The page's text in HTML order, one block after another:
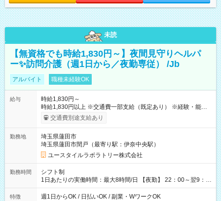
未読
【無資格でも時給1,830円～】夜間見守りヘルパ
ー✨訪問介護（週1日から／夜勤専従） /Jb
アルバイト 職種未経験OK
給与
時給1,830円～
時給1,830円以上 ※交通費一部支給（既定あり） ※経験・能力を
考慮して決定します 【収入例】 週1回勤務の場合：1,830円×8時
間×4回=5万8,560円 週3回勤務の場合：1,830円×8時間×12回
月 ※ 雇用形態と給与に、本採用時と異なる部分があります。 雇
用形態：本採用時と同じです。 給与：時給 1,580円以上
交通費別途支給あり
勤務地
埼玉県蓮田市
埼玉県蓮田市閏戸（最寄り駅：伊奈中央駅）
ユースタイルラボラトリー株式会社
勤務時間
シフト制
1日あたりの実働時間：最大8時間/日 【夜勤】 22：00～翌9：
00 ※週1日～OK ／ 夜勤専従 ＊＊ 勤務時間例 ＊＊ ■22時か
ら翌7時 ■23時から翌8時 ■24時から翌9時 など ※上記の時間
特徴 週1日からOK / 日払いOK / 副業・WワークOK